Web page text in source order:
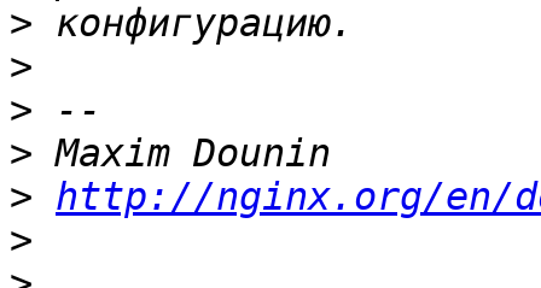
>
>
>
>
> http://nginx.org/en/
>